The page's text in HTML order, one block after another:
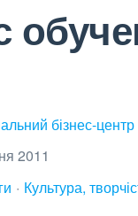
бізнес-центр
2011
Культура,